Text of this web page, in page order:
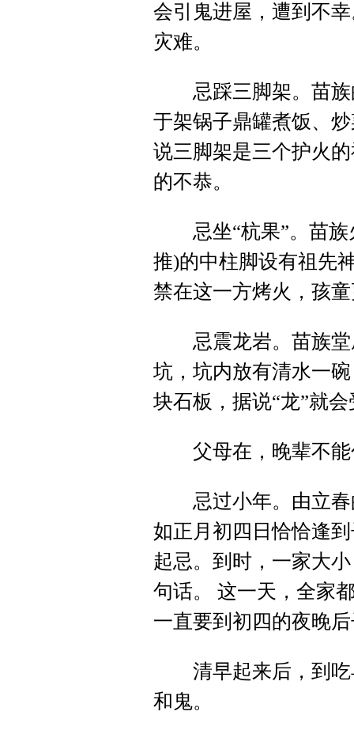
会引鬼进屋，遭到不
灾难。
忌踩三脚架。苗族
于架锅子鼎罐煮饭、
说三脚架是三个护火
的不恭。
忌坐“杭果”。苗族
推)的中柱脚设有祖先
禁在这一方烤火，孩
忌震龙岩。苗族堂
坑，坑内放有清水一
块石板，据说“龙”就
父母在，晚辈不能
忌过小年。由立春
如正月初四日恰恰逢
起忌。到时，一家大
句话。 这一天，全家
一直要到初四的夜晚
清早起来后，到吃
和鬼。